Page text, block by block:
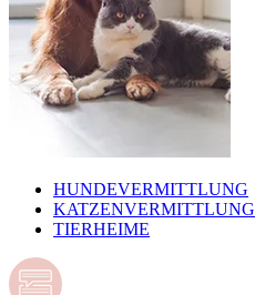
HUNDEVERMITTLUNG
KATZENVERMITTLUNG
TIERHEIME